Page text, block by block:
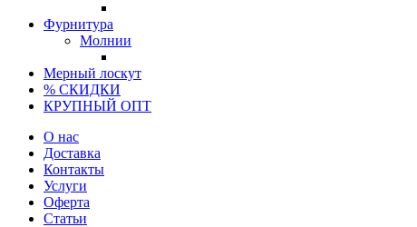
Фурнитура
Молнии
Мерный лоскут
% СКИДКИ
КРУПНЫЙ ОПТ
О нас
Доставка
Контакты
Услуги
Оферта
Статьи